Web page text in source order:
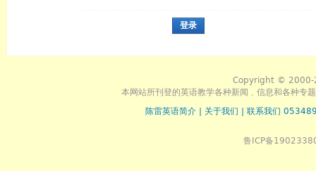
登录
Copyright © 2000-
本网站所刊登的英语教学各种新闻﹑信息和各种专
陈雷英语简介
关于我们 联系我们
鲁ICP备